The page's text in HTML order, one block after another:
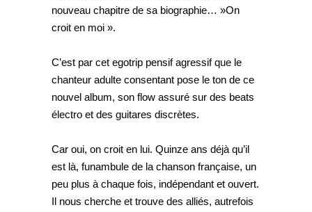
nouveau chapitre de sa biographie… »On
croit en moi ».
C’est par cet egotrip pensif agressif que le
chanteur adulte consentant pose le ton de ce
nouvel album, son flow assuré sur des beats
électro et des guitares discrètes.
Car oui, on croit en lui. Quinze ans déjà qu’il
est là, funambule de la chanson française, un
peu plus à chaque fois, indépendant et ouvert.
Il nous cherche et trouve des alliés, autrefois